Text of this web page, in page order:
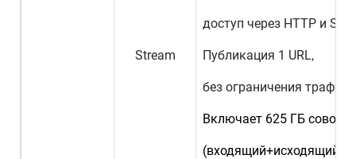
Stream
доступ через HTTP и
Публикация 1 URL,
без ограничения трафика
Включает 625 ГБ
(входящий+исходящий),